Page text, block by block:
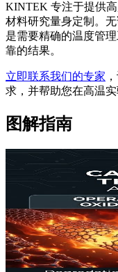
KINTEK 专注于提供
材料研究量身定制。
是需要精确的温度管
靠的结果。
立即联系我们的专家
求，并帮助您在高温实
图解指南